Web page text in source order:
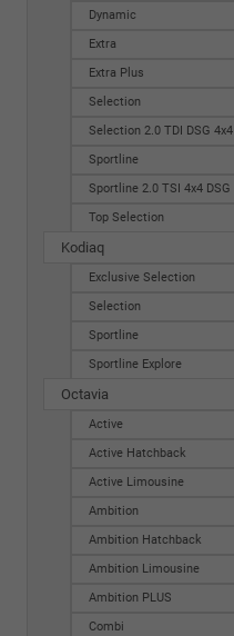
Dynamic
Extra
Extra Plus
Selection
Selection 2.0 TDI DSG 4x4
Sportline
Sportline 2.0 TSI 4x4 DSG
Top Selection
Kodiaq
Exclusive Selection
Selection
Sportline
Sportline Explore
Octavia
Active
Active Hatchback
Active Limousine
Ambition
Ambition Hatchback
Ambition Limousine
Ambition PLUS
Combi